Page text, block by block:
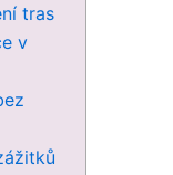
tras
v